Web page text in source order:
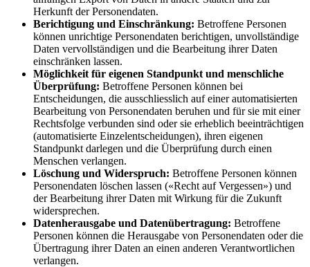
Herkunft der Personendaten.
Berichtigung und Einschränkung: Betroffene Personen
können unrichtige Personendaten berichtigen, unvollständige
Daten vervollständigen und die Bearbeitung ihrer Daten
einschränken lassen.
Möglichkeit für eigenen Standpunkt und menschliche
Überprüfung: Betroffene Personen können bei
Entscheidungen, die ausschliesslich auf einer automatisierten
Bearbeitung von Personendaten beruhen und für sie mit einer
Rechtsfolge verbunden sind oder sie erheblich beeinträchtigen
(automatisierte Einzelentscheidungen), ihren eigenen
Standpunkt darlegen und die Überprüfung durch einen
Menschen verlangen.
Löschung und Widerspruch: Betroffene Personen können
Personendaten löschen lassen («Recht auf Vergessen») und
der Bearbeitung ihrer Daten mit Wirkung für die Zukunft
widersprechen.
Datenherausgabe und Datenübertragung: Betroffene
Personen können die Herausgabe von Personendaten oder die
Übertragung ihrer Daten an einen anderen Verantwortlichen
verlangen.